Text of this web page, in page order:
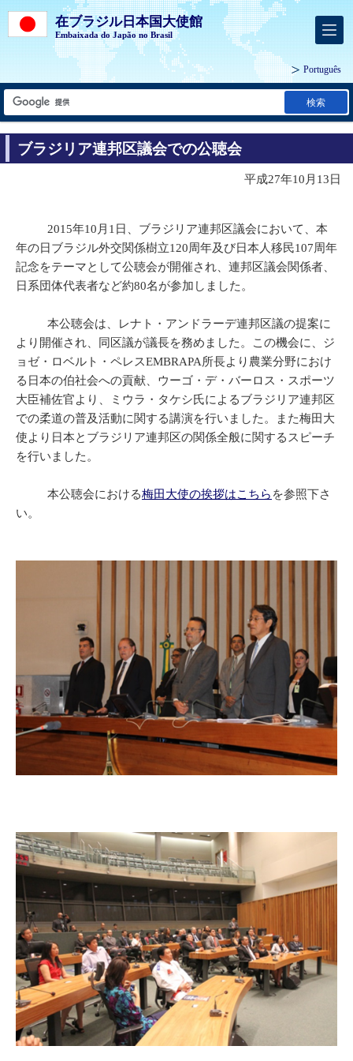
在ブラジル日本国大使館
Embaixada do Japão no Brasil
Português
検索
ブラジリア連邦区議会での公聴会
平成27年10月13日
2015年10月1日、ブラジリア連邦区議会において、本
年の日ブラジル外交関係樹立120周年及び日本人移民107周年
記念をテーマとして公聴会が開催され、連邦区議会関係者、
日系団体代表者など約80名が参加しました。
本公聴会は、レナト・アンドラーデ連邦区議の提案に
より開催され、同区議が議長を務めました。この機会に、ジ
ョゼ・ロベルト・ペレスEMBRAPA所長より農業分野におけ
る日本の伯社会への貢献、ウーゴ・デ・バーロス・スポーツ
大臣補佐官より、ミウラ・タケシ氏によるブラジリア連邦区
での柔道の普及活動に関する講演を行いました。また梅田大
使より日本とブラジリア連邦区の関係全般に関するスピーチ
を行いました。
本公聴会における梅田大使の挨拶はこちら を参照下さ
い。